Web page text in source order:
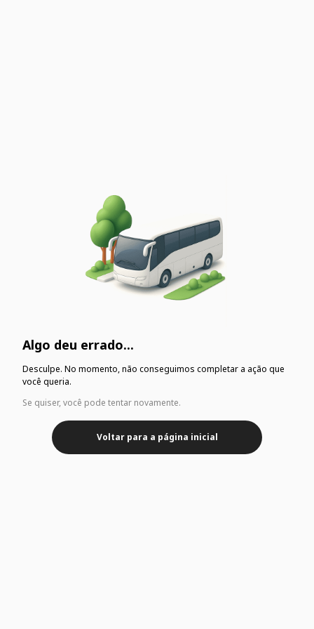
Algo deu errado...
Desculpe. No momento, não conseguimos completar a ação que
você queria.
Se quiser, você pode tentar novamente.
Voltar para a página inicial